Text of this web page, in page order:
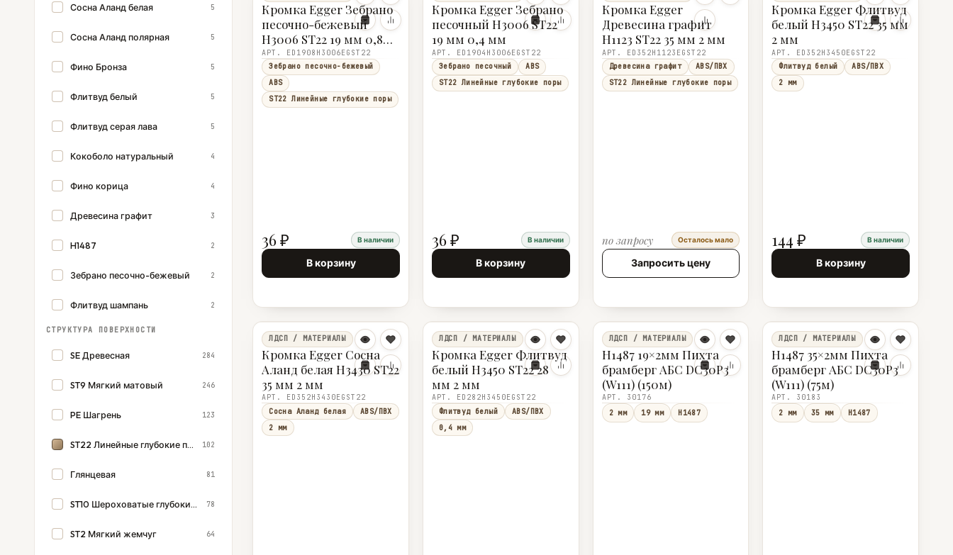
Сосна Аланд белая 5
Сосна Аланд полярная 5
Фино Бронза 5
Флитвуд белый 5
Флитвуд серая лава 5
Кокоболо натуральный 4
Фино корица 4
Древесина графит 3
H1487 2
Зебрано песочно-бежевый 2
Флитвуд шампань 2
СТРУКТУРА ПОВЕРХНОСТИ
SE Древесная 284
ST9 Мягкий матовый 246
PE Шагрень 123
ST22 Линейные глубокие поры 102
Глянцевая 81
ST10 Шероховатые глубокие поры 78
ST2 Мягкий жемчуг 64
Кромка Egger Зебрано
песочно-бежевый
H3006 ST22 19 мм 0,8
мм
АРТ. ED1908H3006EGST22
Зебрано песочно-бежевый
ABS
ST22 Линейные глубокие поры
36 ₽ В наличии
В корзину
Кромка Egger Зебрано
песочный H3006 ST22
19 мм 0,4 мм
АРТ. ED1904H3006EGST22
Зебрано песочный
ABS
ST22 Линейные глубокие поры
36 ₽ В наличии
В корзину
Кромка Egger
Древесина графит
H1123 ST22 35 мм 2 мм
АРТ. ED352H1123EGST22
Древесина графит
ABS/ПВХ
ST22 Линейные глубокие поры
по запросу Осталось мало
Запросить цену
Кромка Egger Флитвуд
белый H3450 ST22 35 мм
2 мм
АРТ. ED352H3450EGST22
Флитвуд белый
ABS/ПВХ
2 мм
144 ₽ В наличии
В корзину
ЛДСП / МАТЕРИАЛЫ
Кромка Egger Сосна
Аланд белая H3430 ST22
35 мм 2 мм
АРТ. ED352H3430EGST22
Сосна Аланд белая
ABS/ПВХ
2 мм
ЛДСП / МАТЕРИАЛЫ
Кромка Egger Флитвуд
белый H3450 ST22 28
мм 2 мм
АРТ. ED282H3450EGST22
Флитвуд белый
ABS/ПВХ
0,4 мм
ЛДСП / МАТЕРИАЛЫ
H1487 19×2мм Пихта
брамберг АБС DC30P3
(W111) (150м)
АРТ. 30176
2 мм
19 мм H1487
ЛДСП / МАТЕРИАЛЫ
H1487 35×2мм Пихта
брамберг АБС DC30P3
(W111) (75м)
АРТ. 30183
2 мм
35 мм H1487